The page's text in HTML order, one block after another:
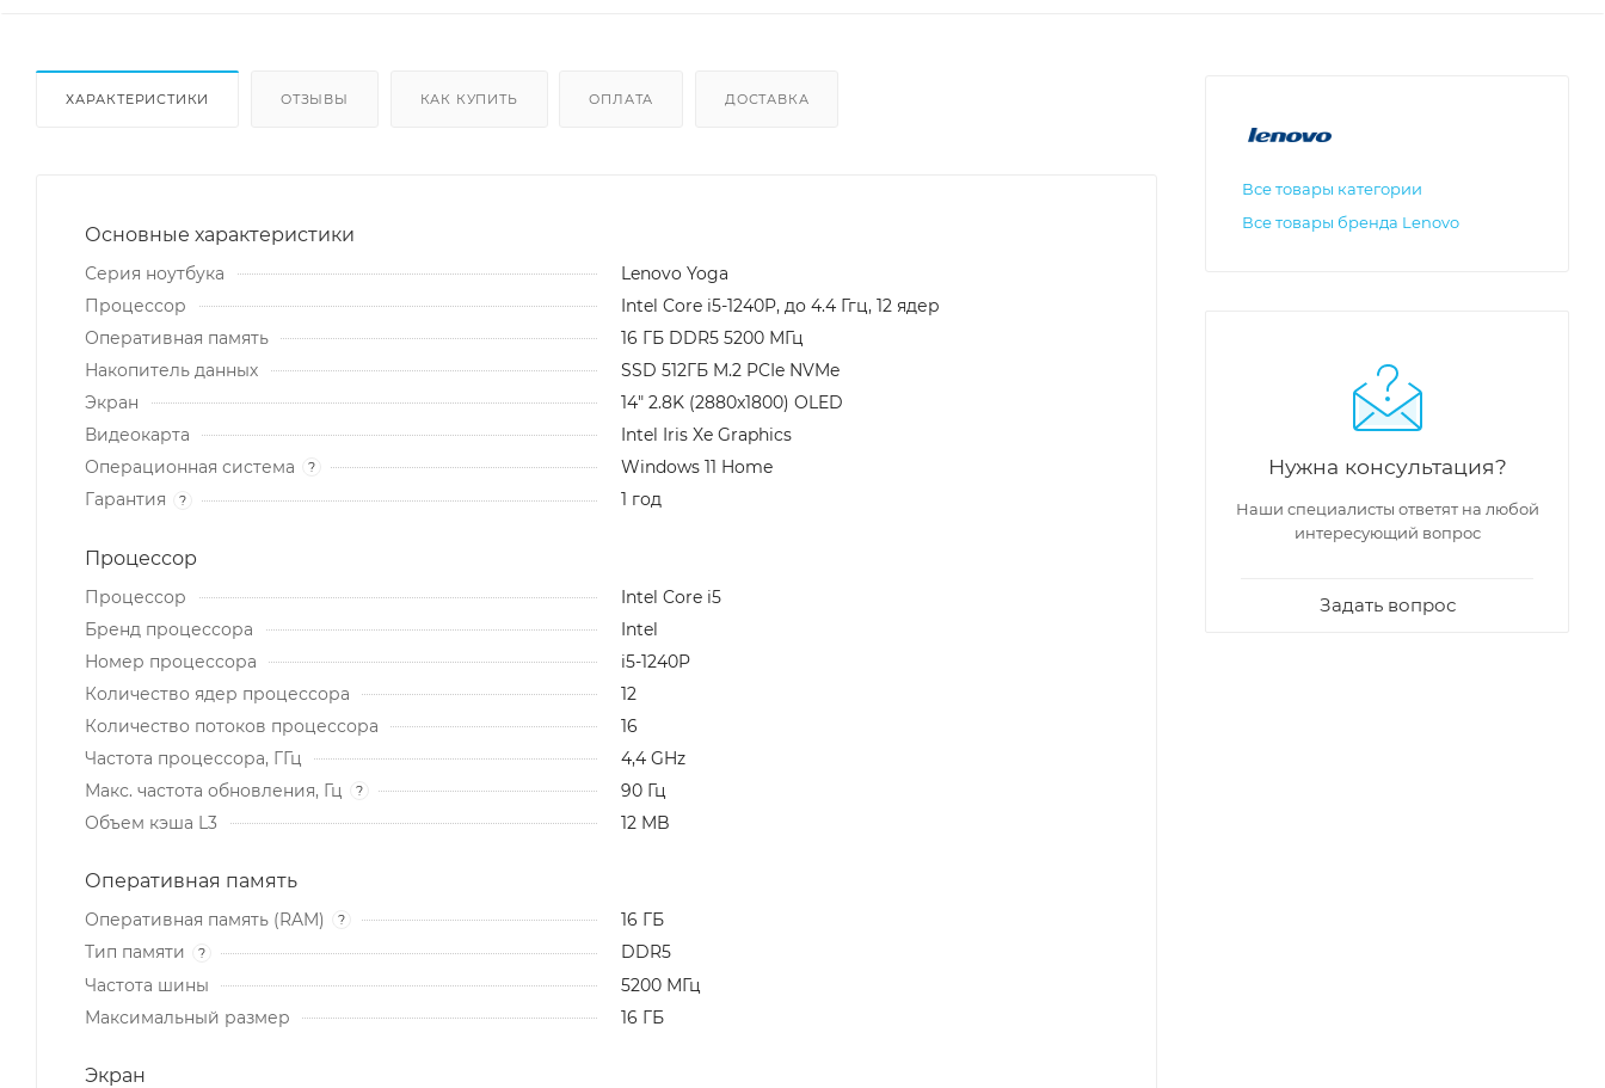
ХАРАКТЕРИСТИКИ ОТЗЫВЫ КАК КУПИТЬ ОПЛАТА ДОСТАВКА
Основные характеристики
Серия ноутбука
Lenovo Yoga
Процессор
Intel Core i5-1240P, до 4.4 Ггц, 12 ядер
Оперативная память
16 ГБ DDR5 5200 МГц
Накопитель данных
SSD 512ГБ M.2 PCIe NVMe
Экран
14" 2.8K (2880x1800) OLED
Видеокарта
Intel Iris Xe Graphics
Операционная система
?
Windows 11 Home
Гарантия
? 1 год
Процессор
Процессор
Intel Core i5
Бренд процессора
Intel
Номер процессора
i5-1240P
Количество ядер процессора
12
Количество потоков процессора
16
Частота процессора, ГГц
4,4 GHz
Макс. частота обновления, Гц
?
90 Гц
Объем кэша L3
12 MB
Оперативная память
Оперативная память (RAM) ?
16 ГБ
Тип памяти
?
DDR5
Частота шины
5200 МГц
Максимальный размер
16 ГБ
Экран
Все товары категории
Все товары бренда Lenovo
Нужна консультация?
Наши специалисты ответят на любой
интересующий вопрос
Задать вопрос